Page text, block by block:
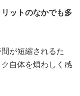
リットのなかでも多
が短縮されるた
自体を煩わしく感